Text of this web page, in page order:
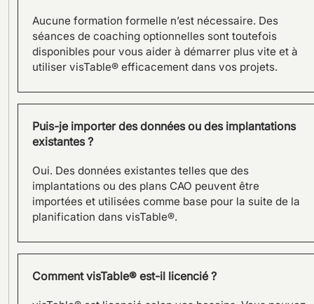
STAUFEN.AG – Témoignage
d’un utilisateur du logiciel
visTable®
Aucune formation formelle n’est nécessaire. Des
séances de coaching optionnelles sont toutefois
disponibles pour vous aider à démarrer plus vite et à
utiliser visTable® efficacement dans vos projets.
Puis-je importer des données ou des implantations
existantes ?
Oui. Des données existantes telles que des
implantations ou des plans CAO peuvent être
importées et utilisées comme base pour la suite de la
planification dans visTable®.
Comment visTable® est-il licencié ?